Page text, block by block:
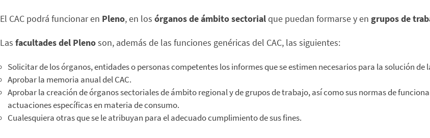
El CAC podrá funcionar en Pleno, en los órganos de ámbito sectorialque puedan formarse y en grupos de
Las facultades del Plenoson, además de las funciones genéricas del CAC, las siguientes:
Solicitar de los órganos, entidades o personas competentes los informes que se estimen necesarios para la solución
Aprobar la memoria anual del CAC.
Aprobar la creación de órganos sectoriales de ámbito regional y de grupos de trabajo, así como sus normas de
actuaciones específicas en materia de consumo.
Cualesquiera otras que se le atribuyan para el adecuado cumplimiento de sus fines.